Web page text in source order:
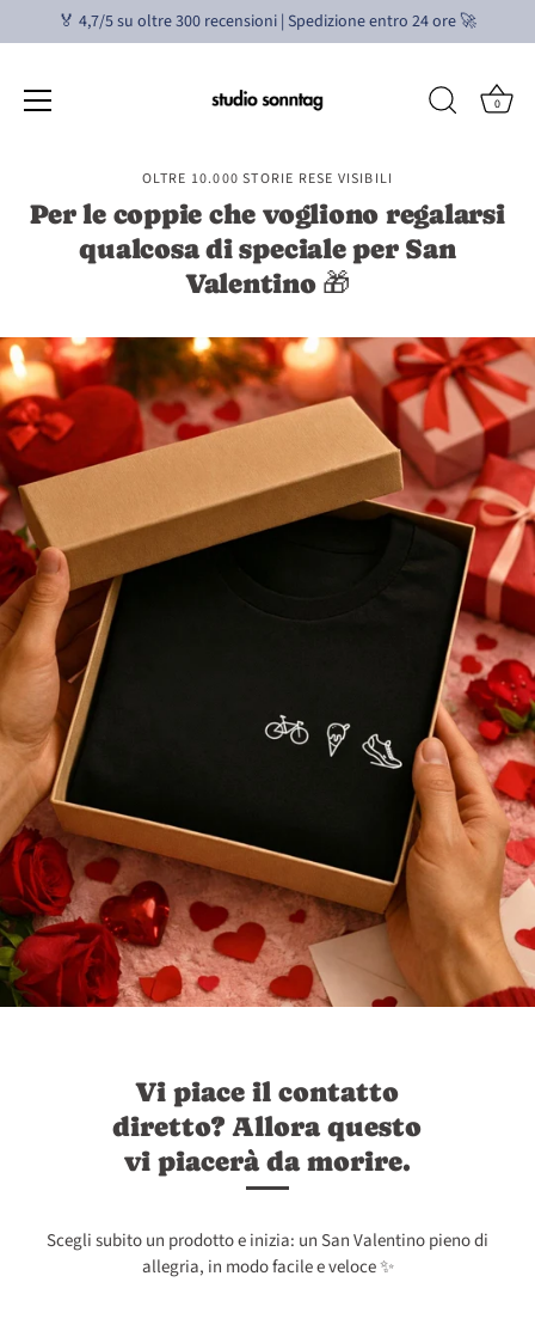
contenuto
🏅 4,7/5 su oltre 300 recensioni | Spedizione entro 24 ore 🚀
0
OLTRE 10.000 STORIE RESE VISIBILI
Per le coppie che vogliono regalarsi
qualcosa di speciale per San
Valentino 🎁
Vi piace il contatto
diretto? Allora questo
vi piacerà da morire.
Scegli subito un prodotto e inizia: un San Valentino pieno di
allegria, in modo facile e veloce ✨